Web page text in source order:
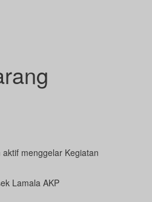
menggelar Kegiatan
Lamala AKP